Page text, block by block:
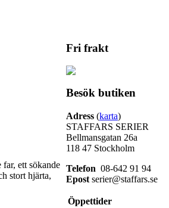
ett sökande
stort hjärta,
Fri frakt
Besök butiken
Adress (karta)
STAFFARS SERIER
Bellmansgatan 26a
118 47 Stockholm
Telefon 08-642 91 94
Epost serier@staffars.se
Öppettider